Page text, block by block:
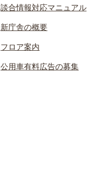
談合情報対応マニュアル
新庁舎の概要
フロア案内
公用車有料広告の募集